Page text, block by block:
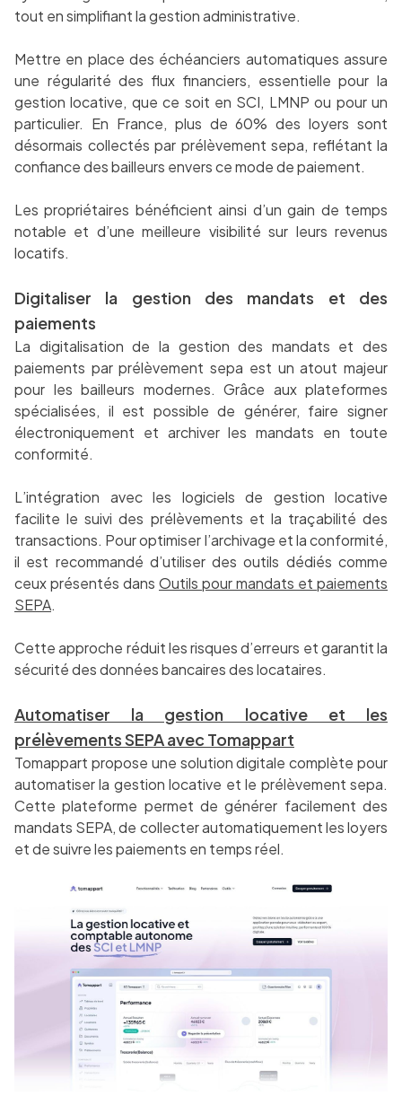
tout en simplifiant la gestion administrative.
Mettre en place des échéanciers automatiques assure
une régularité des flux financiers, essentielle pour la
gestion locative, que ce soit en SCI, LMNP ou pour un
particulier. En France, plus de 60% des loyers sont
désormais collectés par prélèvement sepa, reflétant la
confiance des bailleurs envers ce mode de paiement.
Les propriétaires bénéficient ainsi d’un gain de temps
notable et d’une meilleure visibilité sur leurs revenus
locatifs.
Digitaliser la gestion des mandats et des
paiements
La digitalisation de la gestion des mandats et des
paiements par prélèvement sepa est un atout majeur
pour les bailleurs modernes. Grâce aux plateformes
spécialisées, il est possible de générer, faire signer
électroniquement et archiver les mandats en toute
conformité.
L’intégration avec les logiciels de gestion locative
facilite le suivi des prélèvements et la traçabilité des
transactions. Pour optimiser l’archivage et la conformité,
il est recommandé d’utiliser des outils dédiés comme
ceux présentés dans Outils pour mandats et paiements
SEPA.
Cette approche réduit les risques d’erreurs et garantit la
sécurité des données bancaires des locataires.
Automatiser la gestion locative et les
prélèvements SEPA avec Tomappart
Tomappart propose une solution digitale complète pour
automatiser la gestion locative et le prélèvement sepa.
Cette plateforme permet de générer facilement des
mandats SEPA, de collecter automatiquement les loyers
et de suivre les paiements en temps réel.